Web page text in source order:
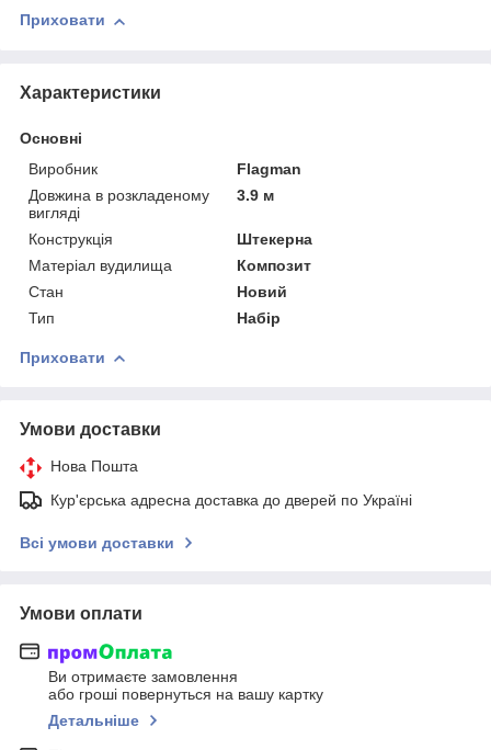
Приховати
Характеристики
Основні
Виробник
Flagman
Довжина в розкладеному
вигляді
3.9 м
Конструкція
Штекерна
Матеріал вудилища
Композит
Стан
Новий
Тип
Набір
Приховати
Умови доставки
Нова Пошта
Кур'єрська адресна доставка до дверей по Україні
Всі умови доставки
Умови оплати
Ви отримаєте замовлення
або гроші повернуться на вашу картку
Детальніше